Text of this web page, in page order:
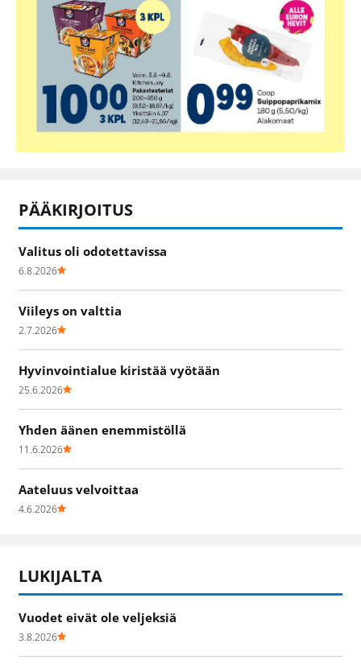
PÄÄKIRJOITUS
Valitus oli odotettavissa
6.8.2026
Viileys on valttia
2.7.2026
Hyvinvointialue kiristää vyötään
25.6.2026
Yhden äänen enemmistöllä
11.6.2026
Aateluus velvoittaa
4.6.2026
LUKIJALTA
Vuodet eivät ole veljeksiä
3.8.2026